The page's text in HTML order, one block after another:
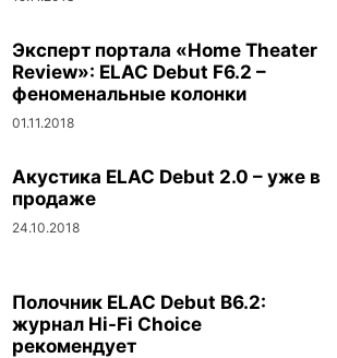
Эксперт портала «Home Theater
Review»: ELAC Debut F6.2 –
феноменальные колонки
01.11.2018
Акустика ELAC Debut 2.0 – уже в
продаже
24.10.2018
Полочник ELAC Debut B6.2:
журнал Hi-Fi Choice
рекомендует